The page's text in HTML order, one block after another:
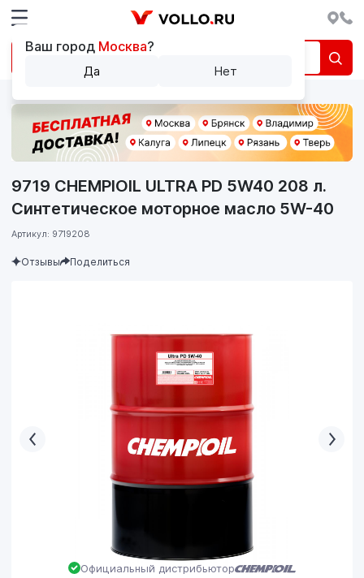
Официальный дистрибьютор
9719 CHEMPIOIL ULTRA PD 5W40 208 л.
Синтетическое моторное масло 5W-40
Артикул: 9719208
Отзывы Поделиться
Ваш город Москва?
Да Нет